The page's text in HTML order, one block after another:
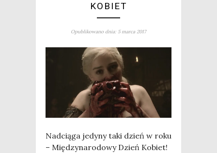
KOBIET
Opublikowano dnia: 5 marca 2017
Nad­cią­ga jedy­ny taki dzień w roku
– Mię­dzy­na­ro­do­wy Dzień Kobiet!